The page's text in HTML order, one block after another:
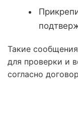
Такие
для проверки и
согласно